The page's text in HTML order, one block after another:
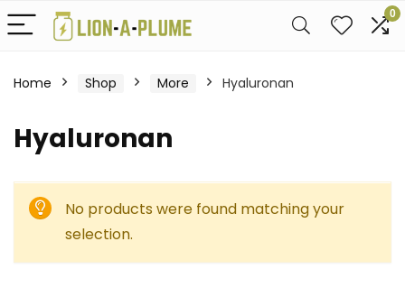
0
Home Shop More Hyaluronan
Hyaluronan
No products were found matching your
selection.